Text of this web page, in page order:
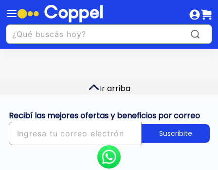
Ir arriba
Recibí las mejores ofertas y beneficios por correo
Suscribite